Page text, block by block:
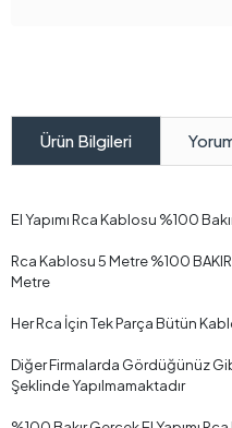
Ürün Bilgileri
El Yapımı Rca Kablosu %100
Rca Kablosu 5 Metre %100 BAKIR
Metre
Her Rca İçin Tek Parça Bütün
Diğer Firmalarda Gördüğünüz
Şeklinde Yapılmamaktadır